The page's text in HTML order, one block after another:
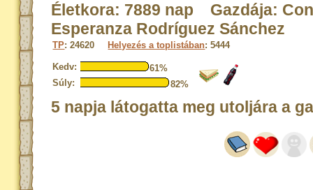
Életkora: 7889 nap Gazdája:
Esperanza Rodríguez Sánchez
TP: 24620 Helyezés a toplistában: 5444
Kedv:
61%
Súly:
82%
5 napja látogatta meg utoljára a